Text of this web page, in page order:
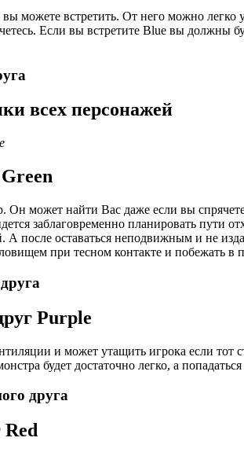
можете встретить. От него можно легко
Если вы встретите Blue вы должны
всех персонажей
Он может найти Вас даже если вы
заблаговременно планировать пути
А после оставаться неподвижным и не
при тесном контакте и побежать
Purple
и может утащить игрока если
будет достаточно легко, а
друга